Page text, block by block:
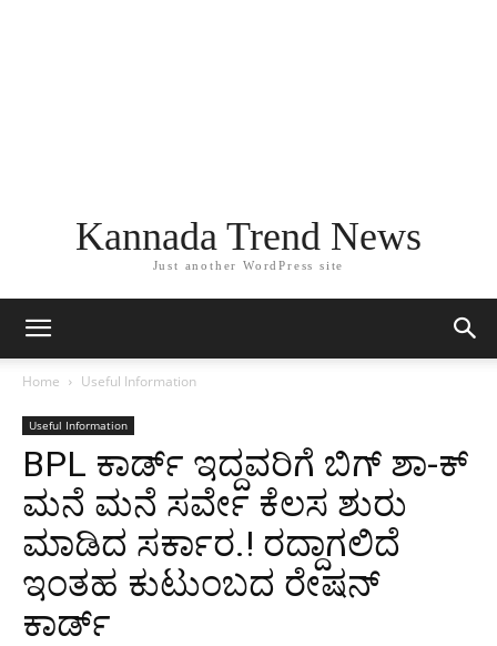
Kannada Trend News
Just another WordPress site
Home Useful Information
Useful Information
BPL ಕಾರ್ಡ್‌‌ ಇದ್ದವರಿಗೆ ಬಿಗ್‌ ಶಾ-ಕ್‌
ಮನೆ ಮನೆ ಸರ್ವೇ ಕೆಲಸ ಶುರು
ಮಾಡಿದ ಸರ್ಕಾರ.! ರದ್ದಾಗಲಿದೆ
ಇಂತಹ ಕುಟುಂಬದ ರೇಷನ್
ಕಾರ್ಡ್